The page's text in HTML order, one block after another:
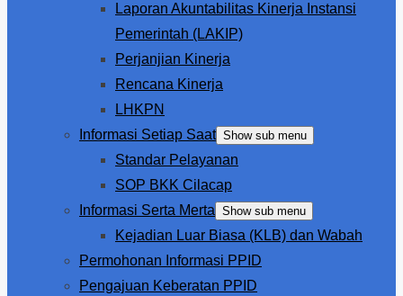
Laporan Akuntabilitas Kinerja Instansi
Pemerintah (LAKIP)
Perjanjian Kinerja
Rencana Kinerja
LHKPN
Informasi Setiap Saat Show sub menu
Standar Pelayanan
SOP BKK Cilacap
Informasi Serta Merta Show sub menu
Kejadian Luar Biasa (KLB) dan Wabah
Permohonan Informasi PPID
Pengajuan Keberatan PPID